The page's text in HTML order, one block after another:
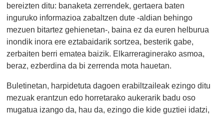
bereizten ditu: banaketa zerrendek, gertaera baten
inguruko informazioa zabaltzen dute -aldian behingo
mezuen bitartez gehienetan-, baina ez da euren helburua
inondik inora ere eztabaidarik sortzea, besterik gabe,
zerbaiten berri ematea baizik. Elkarreraginerako asmoa,
beraz, ezberdina da bi zerrenda mota hauetan.
Buletinetan, harpidetuta dagoen erabiltzaileak ezingo ditu
mezuak erantzun edo horretarako aukerarik badu oso
mugatua izango da, hau da, ezingo die kide guztiei idatzi,